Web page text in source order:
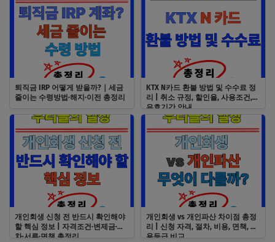
퇴직금 IRP 어떻게 받을까?｜세금
줄이는 수령방법·해지·이전 총정리
KTX N카드 환불 방법 및 수수료 정
리 | 취소 규정, 할인율, 사용조건,
유효기간 안내
개인회생 신청 전 반드시 확인해야
할 핵심 정보 | 자격조건·변제금·절
차·서류·면책 총정리
개인회생 vs 개인파산 차이점 총정
리 | 신청 자격, 절차, 비용, 면책, 신
용등급 비교